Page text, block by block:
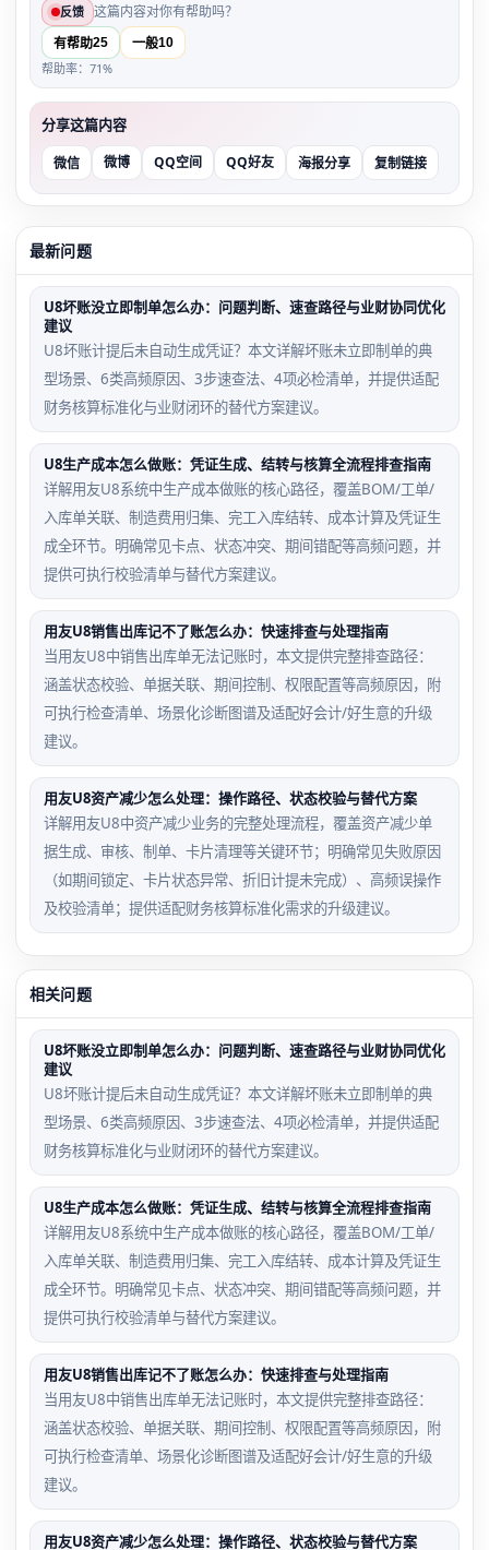
反馈 这篇内容对你有帮助吗？
有帮助25 一般10
帮助率：71%
分享这篇内容
微信 微博 QQ空间 QQ好友 海报分享 复制链接
最新问题
U8坏账没立即制单怎么办：问题判断、速查路径与业财协同优化
建议
U8坏账计提后未自动生成凭证？本文详解坏账未立即制单的典
型场景、6类高频原因、3步速查法、4项必检清单，并提供适配
财务核算标准化与业财闭环的替代方案建议。
U8生产成本怎么做账：凭证生成、结转与核算全流程排查指南
详解用友U8系统中生产成本做账的核心路径，覆盖BOM/工单/
入库单关联、制造费用归集、完工入库结转、成本计算及凭证生
成全环节。明确常见卡点、状态冲突、期间错配等高频问题，并
提供可执行校验清单与替代方案建议。
用友U8销售出库记不了账怎么办：快速排查与处理指南
当用友U8中销售出库单无法记账时，本文提供完整排查路径：
涵盖状态校验、单据关联、期间控制、权限配置等高频原因，附
可执行检查清单、场景化诊断图谱及适配好会计/好生意的升级
建议。
用友U8资产减少怎么处理：操作路径、状态校验与替代方案
详解用友U8中资产减少业务的完整处理流程，覆盖资产减少单
据生成、审核、制单、卡片清理等关键环节；明确常见失败原因
（如期间锁定、卡片状态异常、折旧计提未完成）、高频误操作
及校验清单；提供适配财务核算标准化需求的升级建议。
相关问题
U8坏账没立即制单怎么办：问题判断、速查路径与业财协同优化
建议
U8坏账计提后未自动生成凭证？本文详解坏账未立即制单的典
型场景、6类高频原因、3步速查法、4项必检清单，并提供适配
财务核算标准化与业财闭环的替代方案建议。
U8生产成本怎么做账：凭证生成、结转与核算全流程排查指南
详解用友U8系统中生产成本做账的核心路径，覆盖BOM/工单/
入库单关联、制造费用归集、完工入库结转、成本计算及凭证生
成全环节。明确常见卡点、状态冲突、期间错配等高频问题，并
提供可执行校验清单与替代方案建议。
用友U8销售出库记不了账怎么办：快速排查与处理指南
当用友U8中销售出库单无法记账时，本文提供完整排查路径：
涵盖状态校验、单据关联、期间控制、权限配置等高频原因，附
可执行检查清单、场景化诊断图谱及适配好会计/好生意的升级
建议。
用友U8资产减少怎么处理：操作路径、状态校验与替代方案